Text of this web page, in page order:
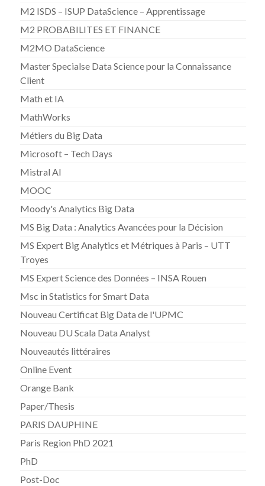
M2 ISDS – ISUP DataScience – Apprentissage
M2 PROBABILITES ET FINANCE
M2MO DataScience
Master Specialse Data Science pour la Connaissance
Client
Math et IA
MathWorks
Métiers du Big Data
Microsoft – Tech Days
Mistral AI
MOOC
Moody's Analytics Big Data
MS Big Data : Analytics Avancées pour la Décision
MS Expert Big Analytics et Métriques à Paris – UTT
Troyes
MS Expert Science des Données – INSA Rouen
Msc in Statistics for Smart Data
Nouveau Certificat Big Data de l'UPMC
Nouveau DU Scala Data Analyst
Nouveautés littéraires
Online Event
Orange Bank
Paper/Thesis
PARIS DAUPHINE
Paris Region PhD 2021
PhD
Post-Doc